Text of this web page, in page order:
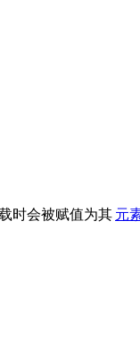
时会被赋值为其 元